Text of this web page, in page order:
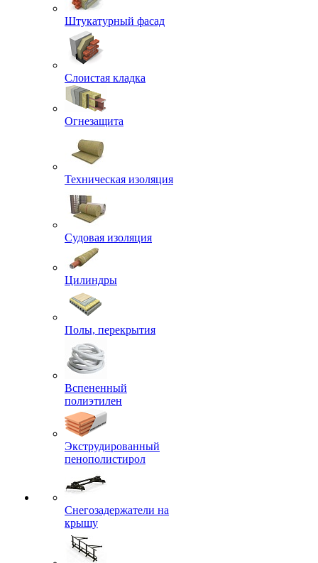
Штукатурный фасад
Слоистая кладка
Огнезащита
Техническая изоляция
Судовая изоляция
Цилиндры
Полы, перекрытия
Вспененный
полиэтилен
Экструдированный
пенополистирол
Снегозадержатели на
крышу